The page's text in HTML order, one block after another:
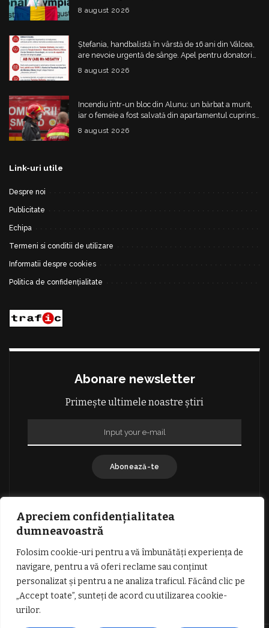
Apreciem confidențialitatea
dumneavoastră
Folosim cookie-uri pentru a vă îmbunătăți experiența de
navigare, pentru a vă oferi reclame sau conținut
personalizat și pentru a ne analiza traficul. Făcând clic pe
„Accept toate”, sunteți de acord cu utilizarea cookie-
urilor.
Basarab”, a cucerit argintul la Olimpiada
Internațională de Inteligență Artificială
8 august 2026
Ștefania, handbalistă în vârstă de 16 ani din Vâlcea,
are nevoie urgentă de sânge. Apel pentru donatori
cu grupa AB IV negativ
8 august 2026
Incendiu într-un bloc din Alunu: un bărbat a murit,
iar o femeie a fost salvată din apartamentul cuprins
de flăcări
8 august 2026
Link-uri utile
Despre noi
Publicitate
Echipa
Termeni si conditii de utilizare
Informatii despre cookies
Politica de confidențialitate
Abonare newsletter
Primește ultimele noastre știri
Abonează-te
TERMENI SI CONDITII DE UTILIZARE
INFORMATII DESPRE COOKIES
DESPRE NOI
PUBLICITATE